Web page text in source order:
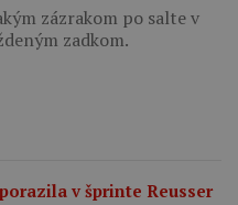
zázrakom po salte v
zadkom.
v šprinte Reusser